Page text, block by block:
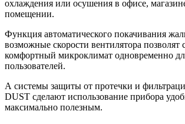
охлаждения или осушения в офисе,
помещении.
Функция автоматического покачивания
возможные скорости вентилятора позволят
комфортный микроклимат одновременно
пользователей.
А системы защиты от протечки и
DUST сделают использование прибора
максимально полезным.